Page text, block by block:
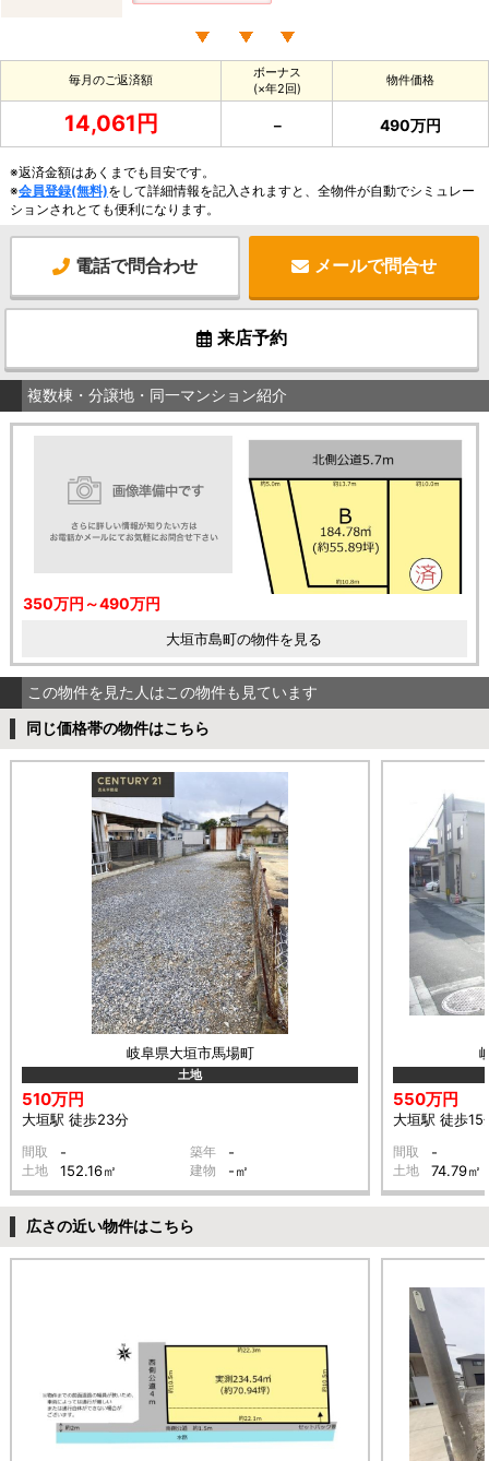
毎月のご返済額
ボーナス
(×年2回)
物件価格
14,061円 － 490万円
※返済金額はあくまでも目安です。
※会員登録(無料)をして詳細情報を記入されますと、全物件が自動でシミュレー
ションされとても便利になります。
電話で問合わせ メールで問合せ
来店予約
複数棟・分譲地・同一マンション紹介
350万円～490万円
大垣市島町の物件を見る
この物件を見た人はこの物件も見ています
同じ価格帯の物件はこちら
岐阜県大垣市馬場町
土地
510万円
大垣駅 徒歩23分
間取 - 築年 -
土地 152.16㎡ 建物 -㎡
550万円
大垣駅 徒歩15
間取 -
土地 74.79㎡
広さの近い物件はこちら